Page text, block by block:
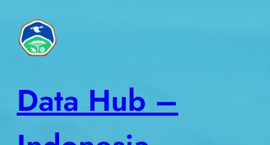
content
Data Hub –